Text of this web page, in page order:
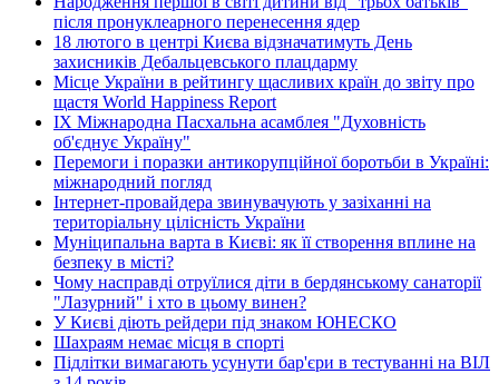
після пронуклеарного перенесення ядер
18 лютого в центрі Києва відзначатимуть День
захисників Дебальцевського плацдарму
Місце України в рейтингу щасливих країн до звіту про
щастя World Happiness Report
ІХ Міжнародна Пасхальна асамблея "Духовність
об'єднує Україну"
Перемоги і поразки антикорупційної боротьби в Україні:
міжнародний погляд
Інтернет-провайдера звинувачують у зазіханні на
територіальну цілісність України
Муніципальна варта в Києві: як її створення вплине на
безпеку в місті?
Чому насправді отруїлися діти в бердянському санаторії
"Лазурний" і хто в цьому винен?
У Києві діють рейдери під знаком ЮНЕСКО
Шахраям немає місця в спорті
Підлітки вимагають усунути бар'єри в тестуванні на ВІЛ